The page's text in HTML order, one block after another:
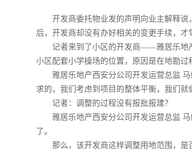
开发商委托物业发的声明向业主解释
后，开发商却没有办好相关的变更手续，才
记者来到了小区的开发商——雅居乐地
小区配套小学操场的位置，原因是在地勘过
雅居乐地产西安分公司开发运营总监
求的，我们考虑到项目的整体平衡，我们
记者：调整的过程没有报批报建？
雅居乐地产西安分公司开发运营总监
了。
那么，该开发商这样调整用地范围，是